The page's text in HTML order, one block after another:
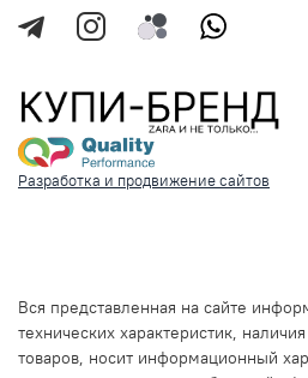
Разработка и продвижение сайтов
Вся представленная на сайте
технических характеристик,
товаров, носит информационный